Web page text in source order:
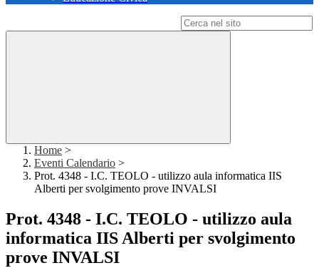
Home >
Eventi Calendario >
Prot. 4348 - I.C. TEOLO - utilizzo aula informatica IIS
Alberti per svolgimento prove INVALSI
Prot. 4348 - I.C. TEOLO - utilizzo aula
informatica IIS Alberti per svolgimento
prove INVALSI